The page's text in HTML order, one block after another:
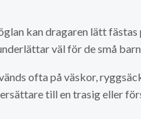
kan dragaren lätt
väl för de små
ofta på väskor,
till en trasig eller